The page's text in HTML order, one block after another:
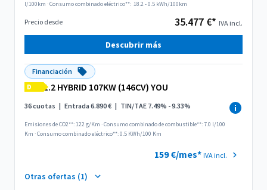
l/100km ·Consumo combinado eléctrico**: 18.2 - 0.5 kWh/100km
Precio desde 35.477 €* IVA incl.
Descubrir más
Financiación
D
1.2 HYBRID 107KW (146CV) YOU
36 cuotas | Entrada 6.890 € | TIN/TAE 7.49% - 9.33%
Emisiones de CO2**: 122 g/Km ·Consumo combinado de combustible**: 7.0 l/100
Km ·Consumo combinado eléctrico**: 0.5 KWh/100 Km
159 €/mes* IVA incl.
Otras ofertas (1)